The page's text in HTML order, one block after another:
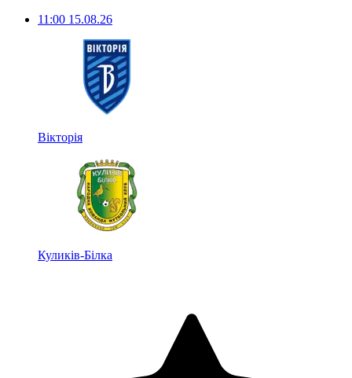
11:00 15.08.26
Вікторія
Куликів-Білка